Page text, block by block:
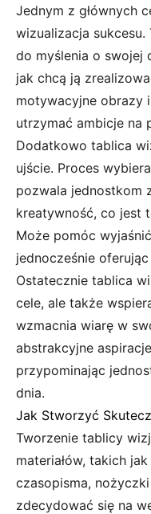
Jednym z głównych
wizualizacja
do myślenia o swojej
jak chcą ją
motywacyjne obrazy
utrzymać ambicje na
Dodatkowo tablica
ujście. Proces
pozwala jednostkom
kreatywność, co jest
Może pomóc
jednocześnie
Ostatecznie tablica
cele, ale także
wzmacnia wiarę w
abstrakcyjne
przypominając
dnia.
Jak Stworzyć
Tworzenie tablicy
materiałów, takich
czasopisma,
zdecydować się na